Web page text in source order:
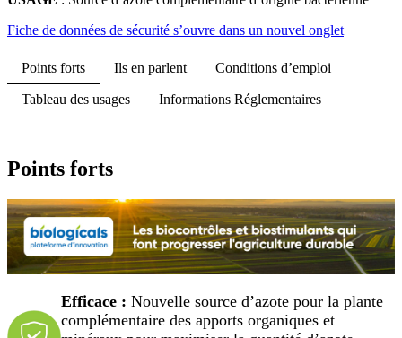
Fiche de données de sécurité s’ouvre dans un nouvel onglet
Points forts Ils en parlent Conditions d’emploi
Tableau des usages Informations Réglementaires
Points forts
Efficace : Nouvelle source d’azote pour la plante
complémentaire des apports organiques et